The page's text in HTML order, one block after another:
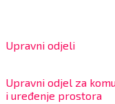
Upravni odjeli
Upravni odjel za
i uređenje prostora